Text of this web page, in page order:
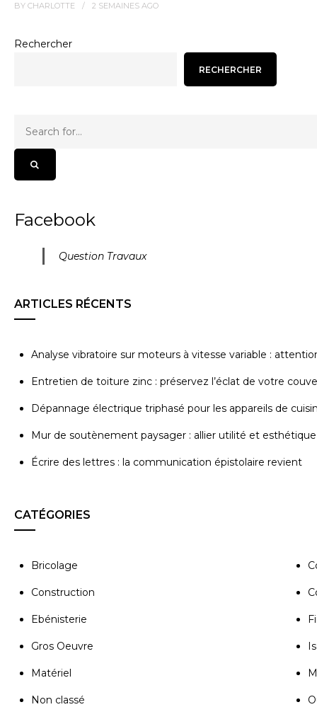
BY CHARLOTTE 2 SEMAINES AGO
Rechercher
RECHERCHER
Facebook
Question Travaux
ARTICLES RÉCENTS
Analyse vibratoire sur moteurs à vitesse variable :
Entretien de toiture zinc : préservez l’éclat de votre
Dépannage électrique triphasé pour les appareils de
Mur de soutènement paysager : allier utilité et esthétique
Écrire des lettres : la communication épistolaire revient
CATÉGORIES
Bricolage
Construction
Ebénisterie
Gros Oeuvre
Matériel
Non classé